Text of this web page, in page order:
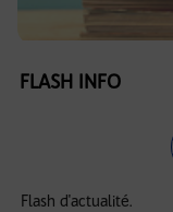
FLASH INFO
Flash d'actualité.